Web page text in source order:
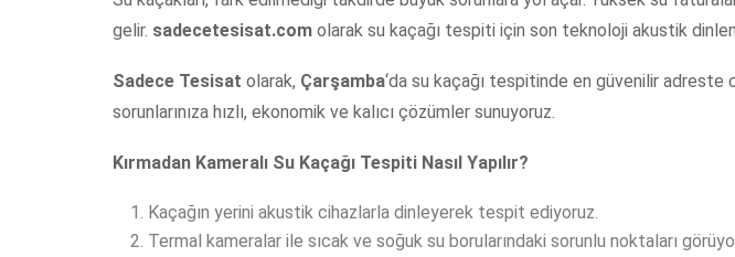
gelir. sadecetesisat.com olarak su kaçağı tespiti için son teknoloji akustik
Sadece Tesisat olarak, Çarşamba‘da su kaçağı tespitinde en güvenilir adreste
sorunlarınıza hızlı, ekonomik ve kalıcı çözümler sunuyoruz.
Kırmadan Kameralı Su Kaçağı Tespiti Nasıl Yapılır?
Kaçağın yerini akustik cihazlarla dinleyerek tespit ediyoruz.
Termal kameralar ile sıcak ve soğuk su borularındaki sorunlu noktaları